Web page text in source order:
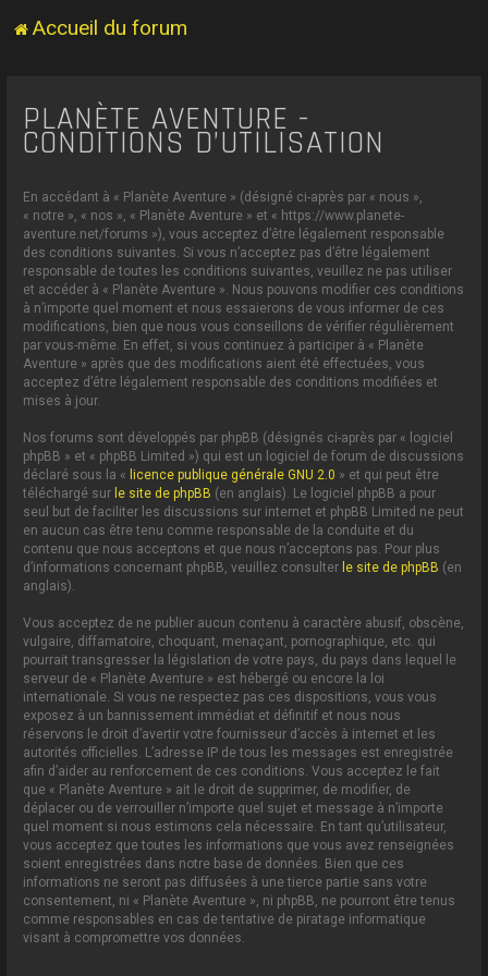
Accueil du forum
PLANÈTE AVENTURE -
CONDITIONS D’UTILISATION
En accédant à « Planète Aventure » (désigné ci-après par « nous »,
« notre », « nos », « Planète Aventure » et « https://www.planete-
aventure.net/forums »), vous acceptez d’être légalement responsable
des conditions suivantes. Si vous n’acceptez pas d’être légalement
responsable de toutes les conditions suivantes, veuillez ne pas utiliser
et accéder à « Planète Aventure ». Nous pouvons modifier ces conditions
à n’importe quel moment et nous essaierons de vous informer de ces
modifications, bien que nous vous conseillons de vérifier régulièrement
par vous-même. En effet, si vous continuez à participer à « Planète
Aventure » après que des modifications aient été effectuées, vous
acceptez d’être légalement responsable des conditions modifiées et
mises à jour.
Nos forums sont développés par phpBB (désignés ci-après par « logiciel
phpBB » et « phpBB Limited ») qui est un logiciel de forum de discussions
déclaré sous la « licence publique générale GNU 2.0 » et qui peut être
téléchargé sur le site de phpBB (en anglais). Le logiciel phpBB a pour
seul but de faciliter les discussions sur internet et phpBB Limited ne peut
en aucun cas être tenu comme responsable de la conduite et du
contenu que nous acceptons et que nous n’acceptons pas. Pour plus
d’informations concernant phpBB, veuillez consulter le site de phpBB (en
anglais).
Vous acceptez de ne publier aucun contenu à caractère abusif, obscène,
vulgaire, diffamatoire, choquant, menaçant, pornographique, etc. qui
pourrait transgresser la législation de votre pays, du pays dans lequel le
serveur de « Planète Aventure » est hébergé ou encore la loi
internationale. Si vous ne respectez pas ces dispositions, vous vous
exposez à un bannissement immédiat et définitif et nous nous
réservons le droit d’avertir votre fournisseur d’accès à internet et les
autorités officielles. L’adresse IP de tous les messages est enregistrée
afin d’aider au renforcement de ces conditions. Vous acceptez le fait
que « Planète Aventure » ait le droit de supprimer, de modifier, de
déplacer ou de verrouiller n’importe quel sujet et message à n’importe
quel moment si nous estimons cela nécessaire. En tant qu’utilisateur,
vous acceptez que toutes les informations que vous avez renseignées
soient enregistrées dans notre base de données. Bien que ces
informations ne seront pas diffusées à une tierce partie sans votre
consentement, ni « Planète Aventure », ni phpBB, ne pourront être tenus
comme responsables en cas de tentative de piratage informatique
visant à compromettre vos données.